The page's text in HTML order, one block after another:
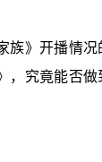
》开播情
究竟能否